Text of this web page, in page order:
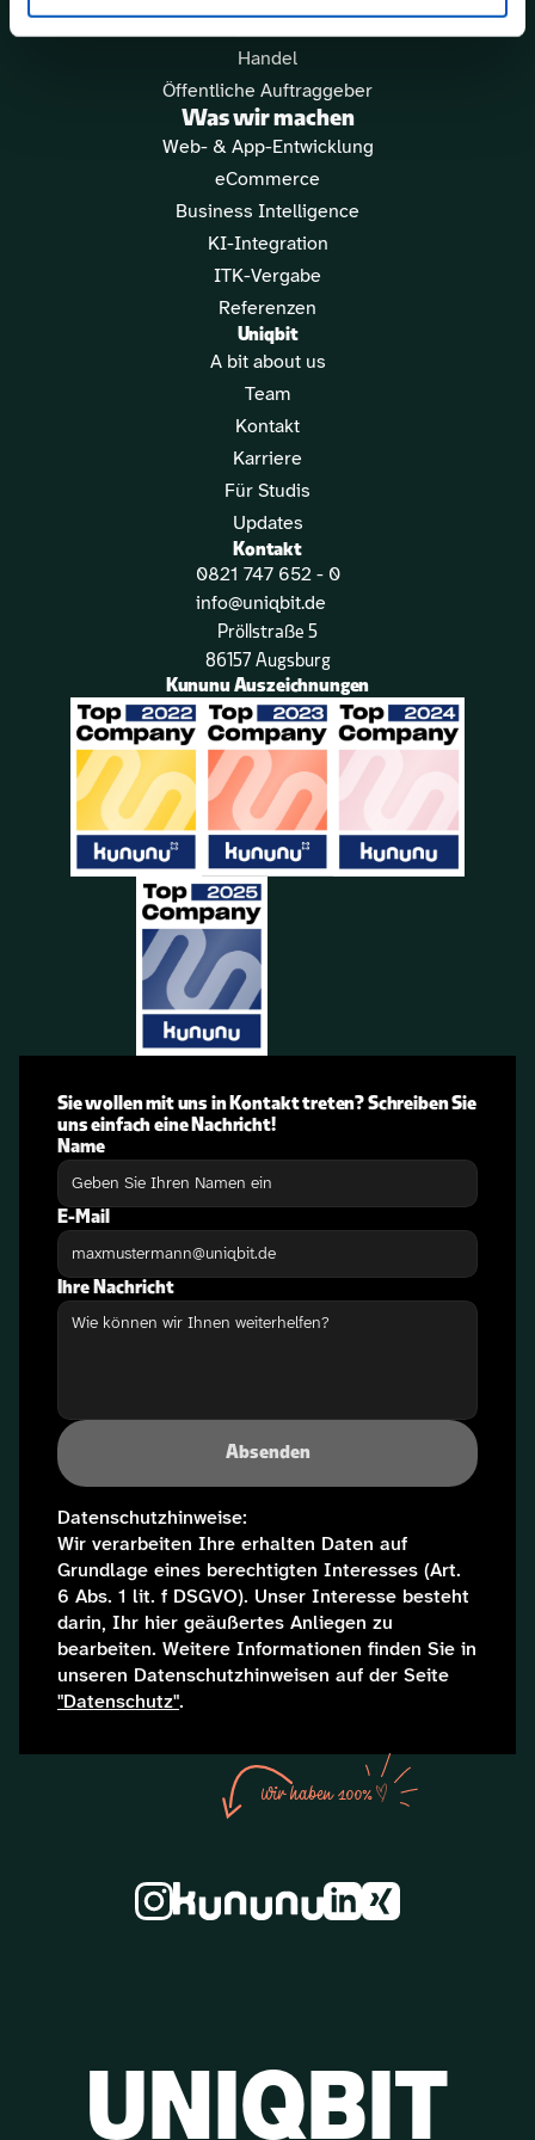
Sie wollen mit uns in Kontakt treten? Schreiben Sie
uns einfach eine Nachricht!
Name
E-Mail
Ihre Nachricht
Absenden
Datenschutzhinweise:
Wir verarbeiten Ihre erhalten Daten auf
Grundlage eines berechtigten Interesses (Art.
6 Abs. 1 lit. f DSGVO). Unser Interesse besteht
darin, Ihr hier geäußertes Anliegen zu
bearbeiten. Weitere Informationen finden Sie in
"Datenschutz".
Wir haben 100%
Handel
Öffentliche Auftraggeber
Was wir machen
Web- & App-Entwicklung
eCommerce
Business Intelligence
KI-Integration
ITK-Vergabe
Referenzen
Uniqbit
A bit about us
Team
Kontakt
Karriere
Für Studis
Updates
Kontakt
0821 747 652 - 0
info@uniqbit.de
Pröllstraße 5
86157 Augsburg
Kununu Auszeichnungen
UNIQBIT